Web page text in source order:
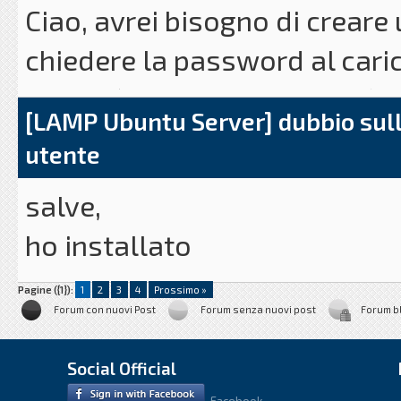
attualmente sono
abbastanza ruggine...
Buon lavoro a tutti!
Ciao, avrei bisogno di
chiedere la password al
utente è limitatissimo e può
connettersi e la password
Come si fa?
[LAMP Ubuntu Server] dubbio
utente
salve,
ho installato
ubuntu server 16, installato
vorrei capire questa cosa di
webmin o di apache?
Pagine ({1}): 1 2 3 4
Prossimo »
Forum con nuovi Post
Forum senza nuovi post Forum
Social Official